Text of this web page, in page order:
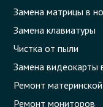
Замена матрицы в
Замена клавиатуры
Чистка от пыли
Замена видеокарты
Ремонт
Ремонт мониторов